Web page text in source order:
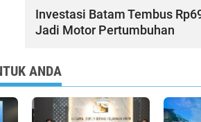
Investasi Batam Tembus
Jadi Motor Pertumbuhan
ANDA